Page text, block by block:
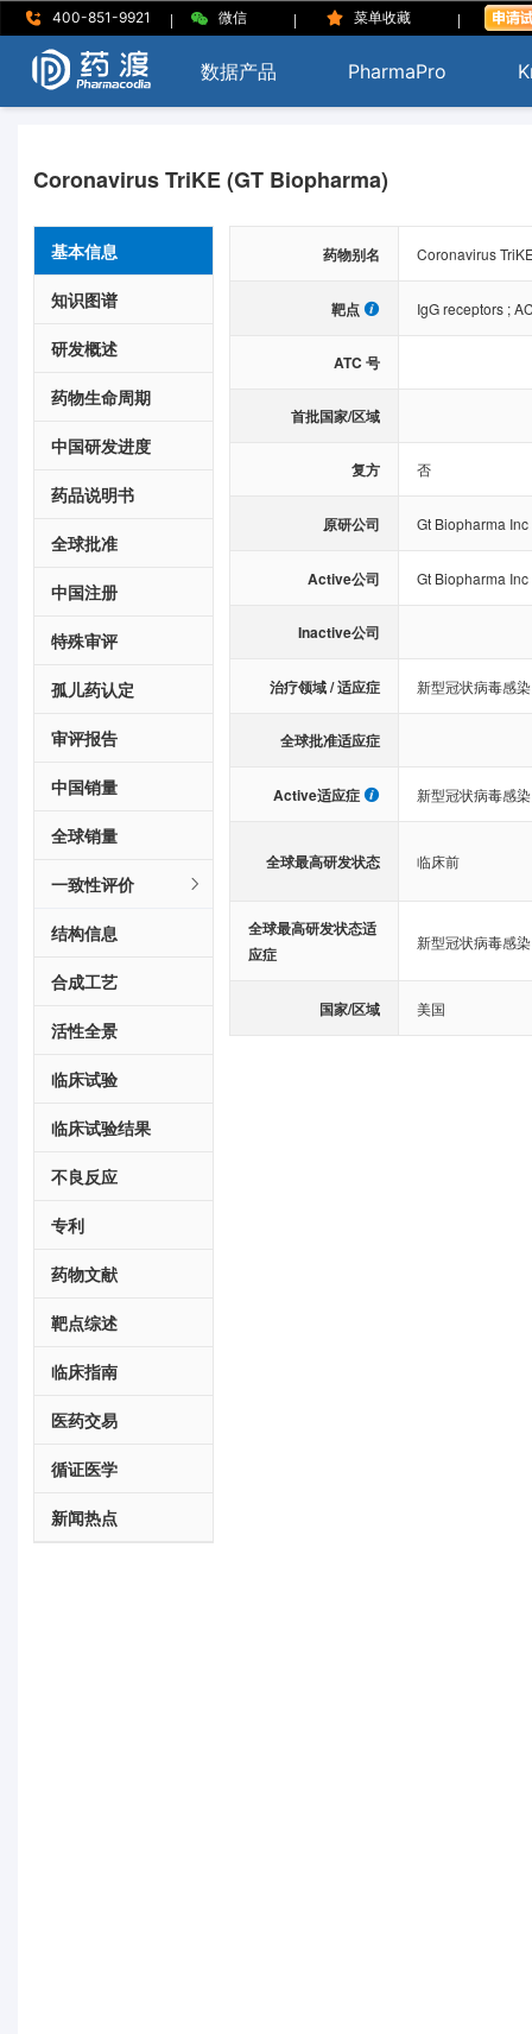
400-851-9921 | 微信 | 菜单收藏 |
数据产品 PharmaPro
Coronavirus TriKE (GT Biopharma)
基本信息
知识图谱
研发概述
药物生命周期
中国研发进度
药品说明书
全球批准
中国注册
特殊审评
孤儿药认定
审评报告
中国销量
全球销量
一致性评价
结构信息
合成工艺
活性全景
临床试验
临床试验结果
不良反应
专利
药物文献
靶点综述
临床指南
医药交易
循证医学
新闻热点
药物别名 Coronavirus
靶点 IgG receptors ;
ATC 号
首批国家/区域
复方 否
原研公司 Gt Biopharma Inc
Active公司 Gt Biopharma Inc
Inactive公司
治疗领域 / 适应症 新型冠状病毒感染
全球批准适应症
Active适应症 新型冠状病毒感染
全球最高研发状态 临床前
全球最高研发状态适
应症
新型冠状病毒感染
国家/区域 美国